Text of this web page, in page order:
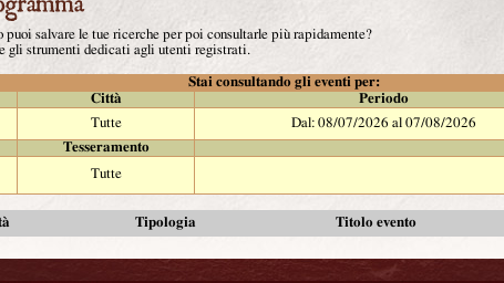
salvare le tue ricerche per poi consultarle più rapidamente?
gli strumenti dedicati agli utenti registrati.
Stai consultando gli eventi per:
Città Periodo
Tutte Dal: 08/07/2026 al 07/08/2026
Tesseramento
Tutte
Tipologia Titolo evento